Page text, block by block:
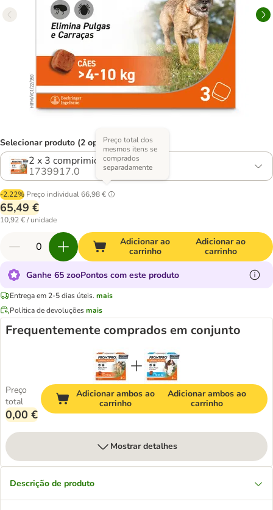
Selecionar produto (2 opções)
2 x 3 comprimidos
1739917.0
-2.22% Preço individual66,98 €
Preço total dos
mesmos itens se
comprados
separadamente
65,49 €
10,92 € / unidade
Adicionar ao
carrinho
Adicionar ao
carrinho
Ganhe 65 zooPontos com este produto
Entrega em 2-5 dias úteis. mais
Política de devoluçõesmais
Frequentemente comprados em conjunto
Preço
total
0,00 €
Adicionar ambos ao
carrinho
Adicionar ambos ao
carrinho
Mostrar detalhes
Descrição de produto